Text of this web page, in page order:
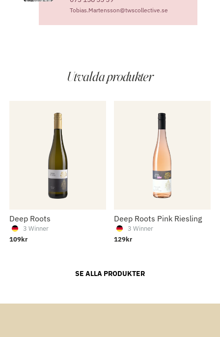
Tobias.Martensson@twscollective.se
Utvalda produkter
Deep Roots
3 Winner
109kr
Deep Roots Pink Riesling
3 Winner
129kr
109kr
SE ALLA PRODUKTER